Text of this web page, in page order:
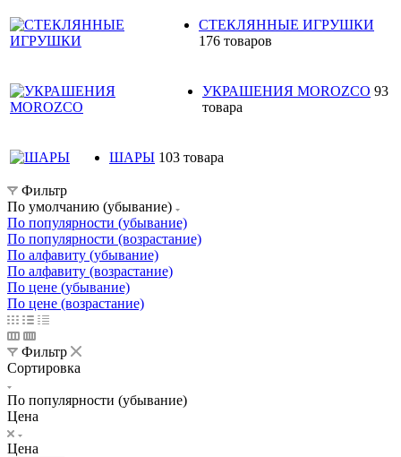
СТЕКЛЯННЫЕ ИГРУШКИ
176 товаров
УКРАШЕНИЯ MOROZCO 93
товара
ШАРЫ 103 товара
Фильтр
По умолчанию (убывание)
По популярности (убывание)
По популярности (возрастание)
По алфавиту (убывание)
По алфавиту (возрастание)
По цене (убывание)
По цене (возрастание)
Фильтр
Сортировка
По популярности (убывание)
Цена
Цена